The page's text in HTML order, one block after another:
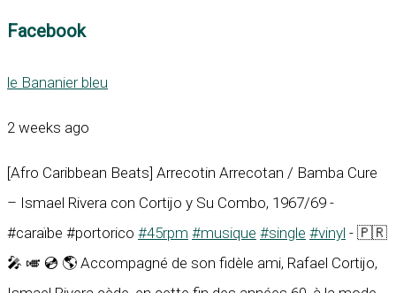
Facebook
le Bananier bleu
2 weeks ago
[Afro Caribbean Beats] Arrecotin Arrecotan / Bamba Cure
– Ismael Rivera con Cortijo y Su Combo, 1967/69 -
#caraïbe #portorico #45rpm #musique #single #vinyl - 🇵🇷
🎤 🎺 💿 🌎 Accompagné de son fidèle ami, Rafael Cortijo,